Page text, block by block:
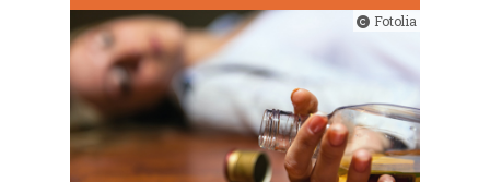
Fotolia